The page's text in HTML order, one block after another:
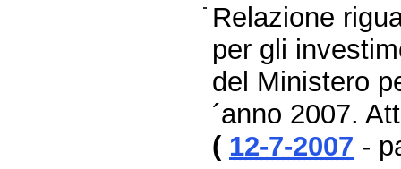
Relazione
per gli
del Ministero
´anno 2007.
( 12-7-2007 -